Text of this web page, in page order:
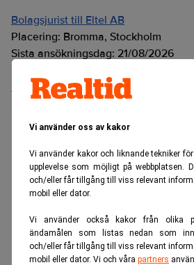
Vi använder oss av kakor
Vi använder kakor och liknande tekniker
upplevelse som möjligt på webbplatsen.
och/eller får tillgång till viss relevant
mobil eller dator.
Vi använder också kakor från olika
ändamålen som listas nedan som
och/eller får tillgång till viss relevant
mobil eller dator. Vi och våra partners
Bolagsjurist till Eltel AB
Placering: Bromma, Stockholm
Sista ansökningsdag: 21/08/2026
Medarbetare inom Intern styrning
Sista ansökningsdag:13/06/2026